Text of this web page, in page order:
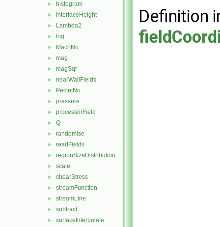
► histogram
► interfaceHeight
► Lambda2
► log
► MachNo
► mag
► magSqr
► nearWallFields
► PecletNo
► pressure
► processorField
► Q
► randomise
► readFields
► regionSizeDistribution
► scale
► shearStress
► streamFunction
► streamLine
► subtract
► surfaceInterpolate
Definition